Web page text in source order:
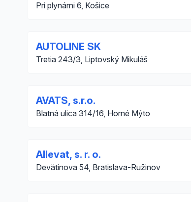
Pri plynárni 6, Košice
AUTOLINE SK
Tretia 243/3, Liptovský Mikuláš
AVATS, s.r.o.
Blatná ulica 314/16, Horné Mýto
Allevat, s. r. o.
Devätinova 54, Bratislava-Ružinov